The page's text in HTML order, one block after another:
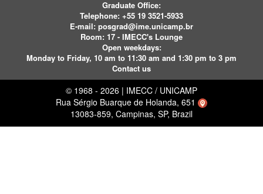
Graduate Office:
Telephone: +55 19 3521-5933
E-mail: posgrad@ime.unicamp.br
Room: 17 - IMECC's Lounge
Open weekdays:
Monday to Friday, 10 am to 11:30 am and 1:30 pm to 3 pm
Contact us
© 1968 - 2026 | IMECC / UNICAMP
Rua Sérgio Buarque de Holanda, 651
13083-859, Campinas, SP, Brazil